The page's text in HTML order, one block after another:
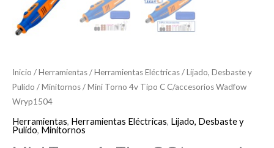
Inicio /Herramientas/Herramientas Eléctricas/Lijado, Desbaste y
Pulido /Minitornos/ Mini Torno 4v Tipo C C/accesorios Wadfow
Wryp1504
Herramientas, Herramientas Eléctricas, Lijado, Desbaste y
Pulido, Minitornos